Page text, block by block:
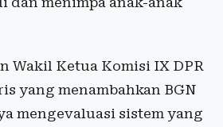
Wakil Ketua Komisi IX DPR
yang menambahkan BGN
mengevaluasi sistem yang